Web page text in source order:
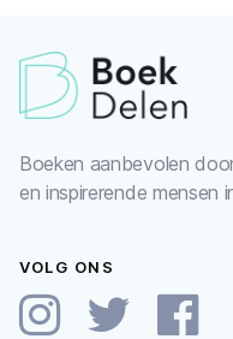
Boeken aanbevolen
en inspirerende mensen
VOLG ONS